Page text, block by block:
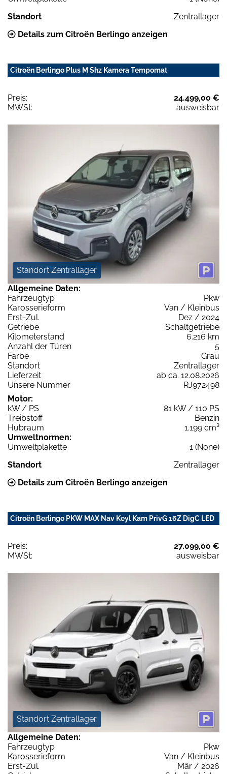
Standort
Zentrallager
Details zum Citroën Berlingo anzeigen
Citroën Berlingo Plus M Shz Kamera Tempomat
Preis:
24.499,00 €
MWSt:
ausweisbar
Standort Zentrallager
Allgemeine Daten:
Fahrzeugtyp
Pkw
Karosserieform
Van / Kleinbus
Erst-Zul.
Dez / 2024
Getriebe
Schaltgetriebe
Kilometerstand
6.216 km
Anzahl der Türen
5
Farbe
Grau
Standort
Zentrallager
Lieferzeit
ab ca. 12.08.2026
Unsere Nummer
RJ972498
Motor:
kW / PS
81 kW / 110 PS
Treibstoff
Benzin
Hubraum
1.199 cm³
Umweltnormen:
Umweltplakette
1 (None)
Standort
Zentrallager
Details zum Citroën Berlingo anzeigen
Citroën Berlingo PKW MAX Nav Keyl Kam PrivG 16Z DigC LED
Preis:
27.099,00 €
MWSt:
ausweisbar
Standort Zentrallager
Allgemeine Daten:
Fahrzeugtyp
Pkw
Karosserieform
Van / Kleinbus
Erst-Zul.
Mär / 2026